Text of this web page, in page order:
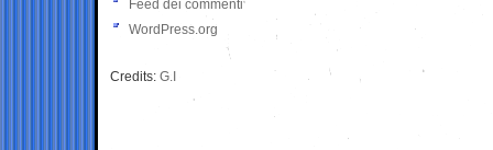
Feed dei commenti
WordPress.org
Credits: G.I